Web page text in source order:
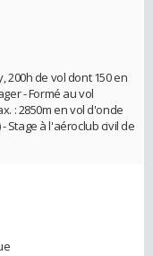
200h de vol dont 150 en
- Formé au vol
: 2850m en vol d'onde
Stage à l'aéroclub civil de